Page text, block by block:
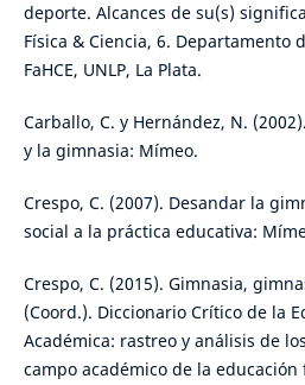
deporte. Alcances de su(s)
Física & Ciencia, 6. Departamento
FaHCE, UNLP, La Plata.
Carballo, C. y Hernández, N.
y la gimnasia: Mímeo.
Crespo, C. (2007). Desandar la
social a la práctica educativa:
Crespo, C. (2015). Gimnasia,
(Coord.). Diccionario Crítico de la
Académica: rastreo y análisis de
campo académico de la